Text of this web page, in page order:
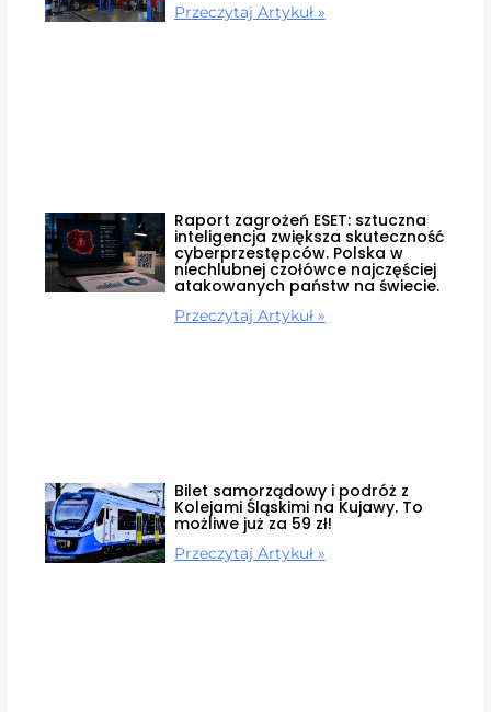
Przeczytaj Artykuł »
Raport zagrożeń ESET: sztuczna
inteligencja zwiększa skuteczność
cyberprzestępców. Polska w
niechlubnej czołówce najczęściej
atakowanych państw na świecie.
Przeczytaj Artykuł »
Bilet samorządowy i podróż z
Kolejami Śląskimi na Kujawy. To
możliwe już za 59 zł!
Przeczytaj Artykuł »